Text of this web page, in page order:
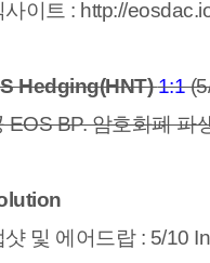
사이트 : http://
Hedging(HNT) 1:1
BP. 암호화폐 파
샷 및 에어드랍 : 5/10